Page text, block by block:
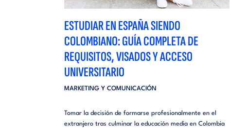
ESTUDIAR EN ESPAÑA SIENDO
COLOMBIANO: GUÍA COMPLETA DE
REQUISITOS, VISADOS Y ACCESO
UNIVERSITARIO
MARKETING Y COMUNICACIÓN
Tomar la decisión de formarse profesionalmente en el
extranjero tras culminar la educación media en Colombia